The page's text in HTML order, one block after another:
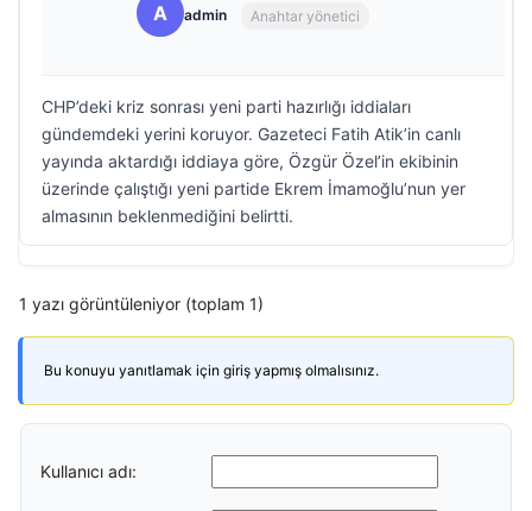
A admin Anahtar yönetici
CHP’deki kriz sonrası yeni parti hazırlığı iddiaları
gündemdeki yerini koruyor. Gazeteci Fatih Atik’in canlı
yayında aktardığı iddiaya göre, Özgür Özel’in ekibinin
üzerinde çalıştığı yeni partide Ekrem İmamoğlu’nun yer
almasının beklenmediğini belirtti.
1 yazı görüntüleniyor (toplam 1)
Bu konuyu yanıtlamak için giriş yapmış olmalısınız.
Kullanıcı adı: